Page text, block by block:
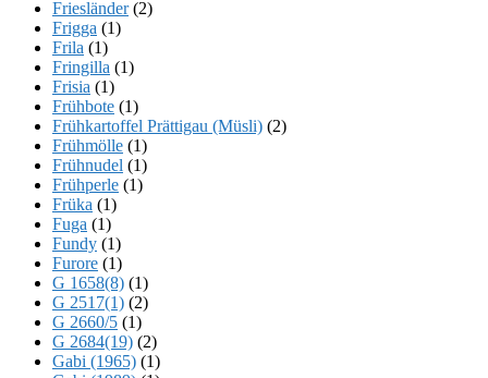
Friesländer(2)
Frigga (1)
Frila (1)
Fringilla (1)
Frisia (1)
Frühbote (1)
Frühkartoffel Prättigau (Müsli) (2)
Frühmölle (1)
Frühnudel (1)
Frühperle (1)
Früka (1)
Fuga (1)
Fundy (1)
Furore (1)
G 1658(8) (1)
G 2517(1) (2)
G 2660/5 (1)
G 2684(19) (2)
Gabi (1965) (1)